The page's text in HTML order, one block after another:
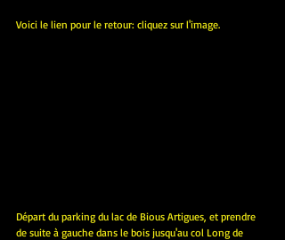
Voici le lien pour le retour: cliquez sur l'image.
Départ du parking du lac de Bious Artigues, et prendre
de suite à gauche dans le bois jusqu'au col Long de